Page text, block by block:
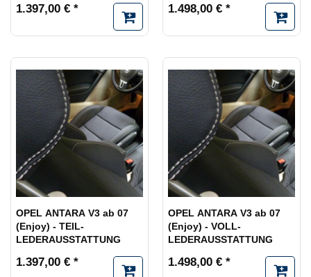
1.397,00 € * 1.498,00 € *
OPEL ANTARA V3 ab 07
(Enjoy) - TEIL-
LEDERAUSSTATTUNG
1.397,00 € *
OPEL ANTARA V3 ab 07
(Enjoy) - VOLL-
LEDERAUSSTATTUNG
1.498,00 € *